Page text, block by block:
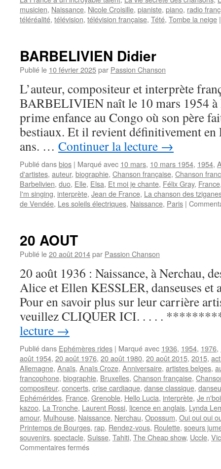
musicien, Naissance, Nicole Croisille, pianiste, piano, radio
téléréalité, télévision, télévision française, Tété, Tombe la neige |
BARBELIVIEN Didier
Publié le 10 février 2025par Passion Chanson
L’auteur, compositeur et interprète
BARBELIVIEN naît le 10 mars 1954 à
prime enfance au Congo où son père
bestiaux. Et il revient définitivement en
ans. … Continuer la lecture →
Publié dansbios | Marqué avec 10 mars, 10 mars 1954, 1954,
d'artistes, auteur, biographie, Chanson française, Chanson
Barbelivien, duo, Elle, Elsa, Et moi je chante, Félix Gray, France
I'm singing, interprète, Jean de France, La chanson des
de Vendée, Les soleils électriques, Naissance, Paris |
20 AOUT
Publié le20 août 2014par Passion Chanson
20 août 1936 : Naissance, à Nerchau,
Alice et Ellen KESSLER, danseuses et
Pour en savoir plus sur leur carrière
veuillez CLIQUER ICI. . . . .
lecture →
Publié dans Ephémères rides | Marqué avec 1936, 1954, 1976,
août 1954, 20 août 1976, 20 août 1980, 20 août 2015, 2015,
Allemagne, Anaïs, Anaïs Croze, Anniversaire, artistes belges,
francophone, biographie, Bruxelles, Chanson française,
compositeur, concerts, crise cardiaque, danse classique,
Ephémérides, France, Grenoble, Hello Lucia, interprète, Je
kazoo, La Tronche, Laurent Rossi, licence en anglais, Lynda
amour, Mulhouse, Naissance, Nerchau, Opossum, Oui oui oui
Printemps de Bourges, rap, Rendez-vous, Roulette, soeurs
souvenirs, spectacle, Suisse, Tahiti, The Cheap show, Uccle,
Commentaires ferméssur